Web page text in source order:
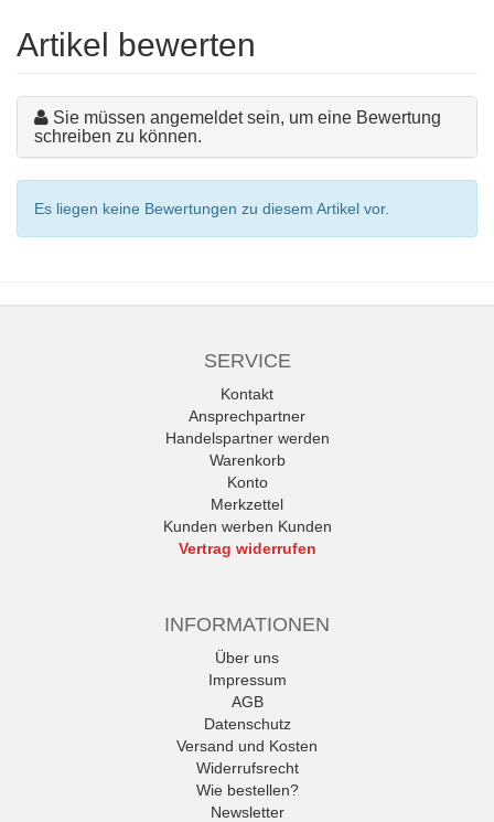
Artikel bewerten
Sie müssen angemeldet sein, um eine Bewertung
schreiben zu können.
Es liegen keine Bewertungen zu diesem Artikel vor.
SERVICE
Kontakt
Ansprechpartner
Handelspartner werden
Warenkorb
Konto
Merkzettel
Kunden werben Kunden
Vertrag widerrufen
INFORMATIONEN
Über uns
Impressum
AGB
Datenschutz
Versand und Kosten
Widerrufsrecht
Wie bestellen?
Newsletter